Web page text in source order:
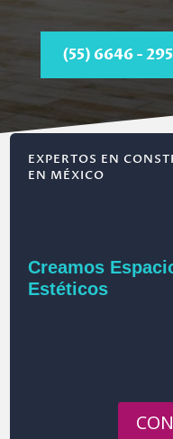
(55) 6646 -
EXPERTOS EN
EN MÉXICO
Creamos
Estéticos